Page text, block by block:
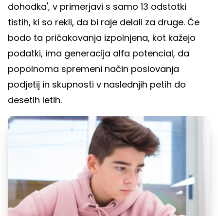
dohodka', v primerjavi s samo 13 odstotki
tistih, ki so rekli, da bi raje delali za druge. Če
bodo ta pričakovanja izpolnjena, kot kažejo
podatki, ima generacija alfa potencial, da
popolnoma spremeni način poslovanja
podjetij in skupnosti v naslednjih petih do
desetih letih.